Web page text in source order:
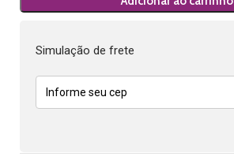
Simulação de frete